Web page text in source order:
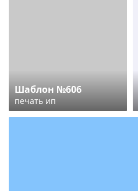
Шаблон №606
печать ип